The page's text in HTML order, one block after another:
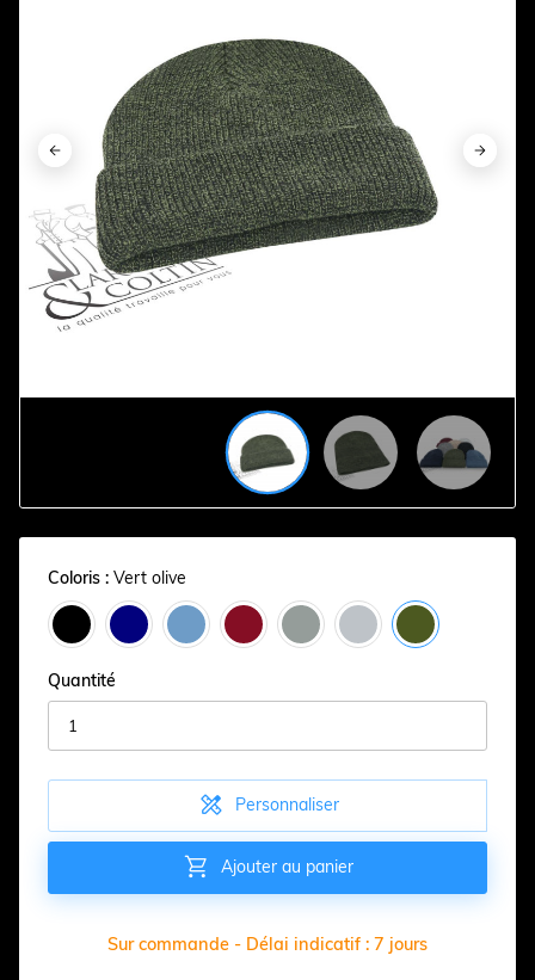
 
 
 
Coloris : Vert olive
Quantité
 Personnaliser
 Ajouter au panier
Sur commande - Délai indicatif : 7 jours